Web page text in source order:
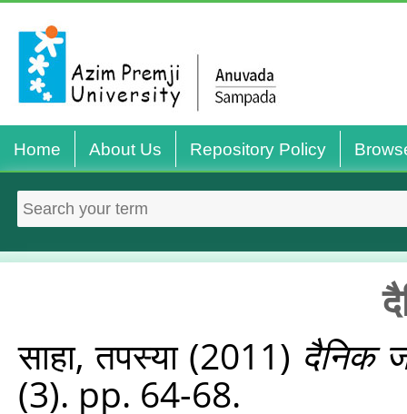
Home About Us Repository Policy
साहा, तपस्या(2011) दैनिक
(3). pp. 64-68.